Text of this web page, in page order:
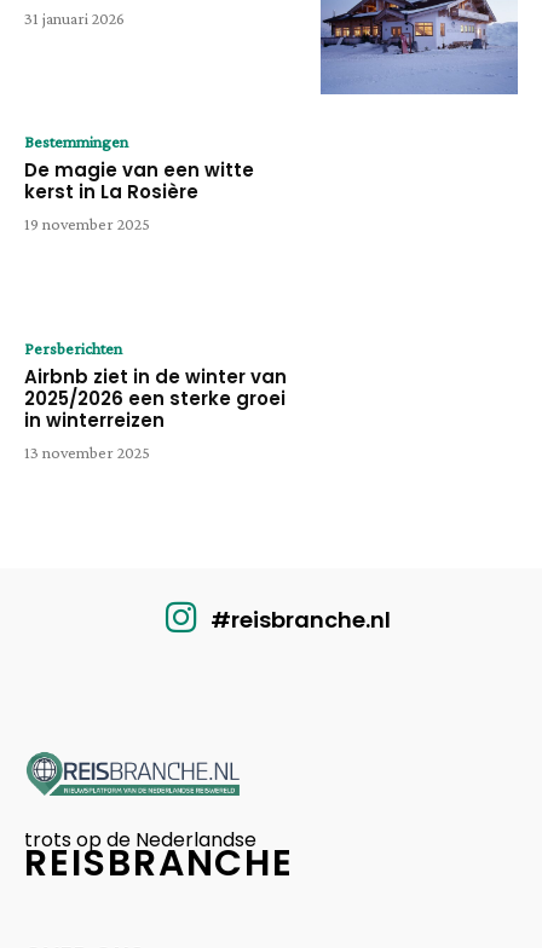
31 januari 2026
Bestemmingen
De magie van een witte
kerst in La Rosière
19 november 2025
Persberichten
Airbnb ziet in de winter van
2025/2026 een sterke groei
in winterreizen
13 november 2025
#reisbranche.nl
trots op de Nederlandse
REISBRANCHE